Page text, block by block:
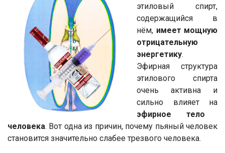
этиловый спирт,
содержащийся в
нём, имеет мощную
отрицательную
энергетику.
Эфирная структура
этилового спирта
очень активна и
сильно влияет на
эфирное тело
человека. Вот одна из причин, почему пьяный человек
становится значительно слабее трезвого человека.